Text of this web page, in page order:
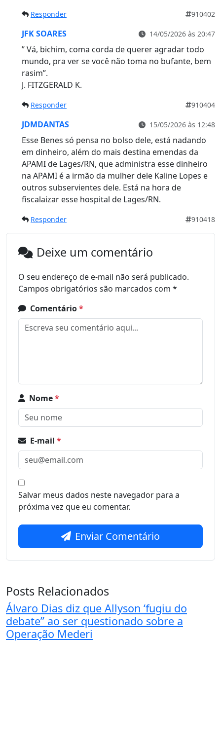
Responder 910402
JFK SOARES 14/05/2026 às 20:47
” Vá, bichim, coma corda de querer agradar todo
mundo, pra ver se você não toma no bufante, bem
rasim”.
J. FITZGERALD K.
Responder 910404
JDMDANTAS 15/05/2026 às 12:48
Esse Benes só pensa no bolso dele, está nadando
em dinheiro, além do mais destina emendas da
APAMI de Lages/RN, que administra esse dinheiro
na APAMI é a irmão da mulher dele Kaline Lopes e
outros subservientes dele. Está na hora de
fiscalaizar esse hospital de Lages/RN.
Responder 910418
Deixe um comentário
O seu endereço de e-mail não será publicado.
Campos obrigatórios são marcados com *
Comentário*
Nome*
E-mail *
Salvar meus dados neste navegador para a
próxima vez que eu comentar.
Enviar Comentário
Posts Relacionados
Álvaro Dias diz que Allyson ‘fugiu do
debate” ao ser questionado sobre a
Operação Mederi